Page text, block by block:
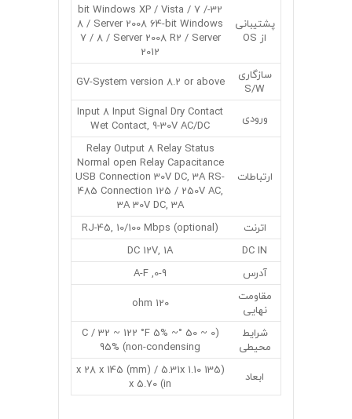
پشتیبانی
از OS
32-bit Windows XP / Vista / 7 /
8 / Server 2008 64-bit Windows
7 / 8 / Server 2008 R2 / Server
2012
سازگاری
S/W
GV-System version 8.2 or above
ورودی
Input 8 Input Signal Dry Contact
Wet Contact, 9-30V AC/DC
ارتباطات
Relay Output 8 Relay Status
Normal open Relay Capacitance
USB Connection 30V DC, 3A RS-
485 Connection 125 / 250V AC,
3A 30V DC, 3A
اترنت
(RJ-45, 10/100 Mbps (optional
DC IN
DC 12V, 1A
آدرس
0-9, A-F
مقاومت
نهایی
120 ohm
شرایط
محیطی
(0 ~ 50 °C / 32 ~ 122 °F 5% ~
95% (non-condensing
ابعاد
(135 x 28 x 145 (mm) / 5.31x 1.10
x 5.70 (in